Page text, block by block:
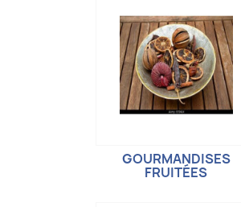
GOURMANDISES
FRUITÉES